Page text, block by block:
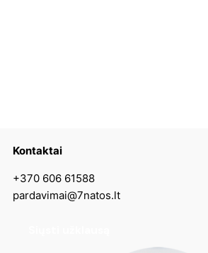
Kontaktai
+370 606 61588
pardavimai@7natos.lt